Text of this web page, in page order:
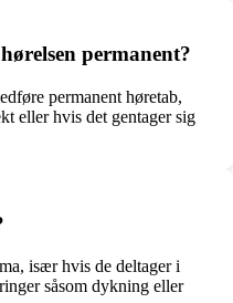
permanent?
permanent høretab,
eller hvis det gentager sig
især hvis de deltager i
såsom dykning eller